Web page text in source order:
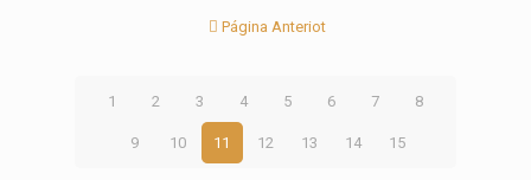
Página Anteriot
1 2 3 4 5 6 7 8
9 10 11 12 13 14 15